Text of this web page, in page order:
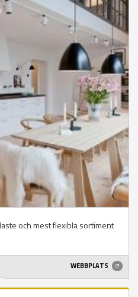
och mest flexibla sortiment
WEBBPLATS